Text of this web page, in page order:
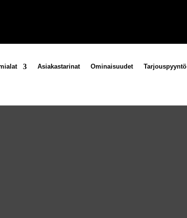
Asiakastarinat Ominaisuudet Tarjouspyyntö